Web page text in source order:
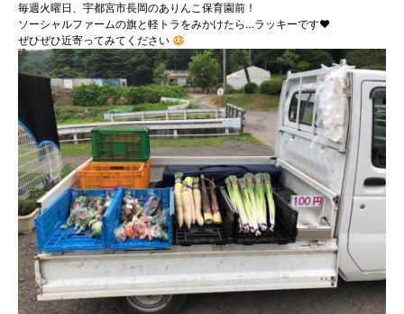
毎週火曜日、宇都宮市長岡のありんこ保育園前！
ソーシャルファームの旗と軽トラをみかけたら…ラッキーです♥
ぜひぜひ近寄ってみてください